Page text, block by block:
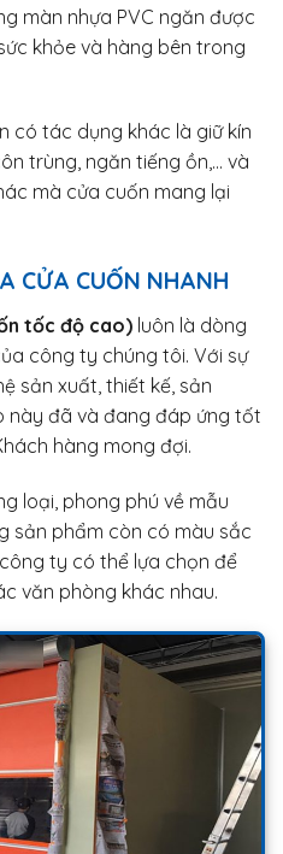
màn nhựa PVC ngăn được
khỏe và hàng bên trong
có tác dụng khác là giữ kín
trùng, ngăn tiếng ồn,… và
mà cửa cuốn mang lại
CỬA CUỐN NHANH
tốc độ cao) luôn là dòng
công ty chúng tôi. Với sự
sản xuất, thiết kế, sản
này đã và đang đáp ứng tốt
hàng mong đợi.
loại, phong phú về mẫu
sản phẩm còn có màu sắc
ty có thể lựa chọn để
văn phòng khác nhau.